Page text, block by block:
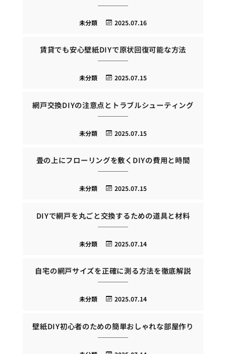
2025.07.16
未分類
賃貸でも安心壁紙DIYで原状回復可能な方法
2025.07.15
未分類
網戸交換DIYの注意点とトラブルシューティング
2025.07.15
未分類
畳の上にフローリングを敷くDIYの費用と時間
2025.07.15
未分類
DIYで網戸を丸ごと交換するための道具と材料
2025.07.14
未分類
自宅の網戸サイズを正確に測る方法を徹底解説
2025.07.14
未分類
壁紙DIY初心者のための簡単おしゃれな部屋作り